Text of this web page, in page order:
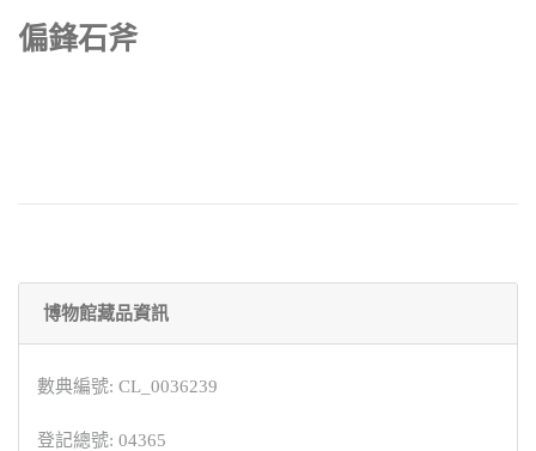
偏鋒石斧
博物館藏品資訊
數典編號: CL_0036239
登記總號: 04365